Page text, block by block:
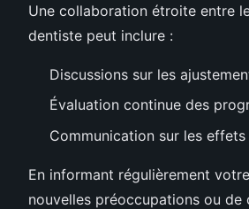
Une collaboration étroite entre
dentiste peut inclure :
Discussions sur les
Évaluation continue des
Communication sur les
En informant régulièrement
nouvelles préoccupations ou de